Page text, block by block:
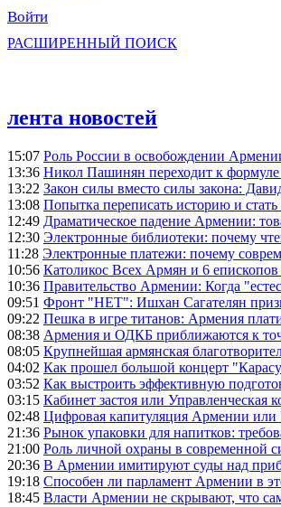
Войти
РАСШИРЕННЫЙ ПОИСК
лента новостей
15:07 Роль России в освобождении
13:36 Никол Пашинян переходит к
13:22 Закон силы вместо силы закона:
13:08 Попытка переписать историю и
12:49 Драматическое падение Армении:
12:30 Электронные библиотеки: почему
11:28 Электронные платежи: почему
10:56 Католикос Всех Армян и 6
10:36 Правительство Армении: Когда
09:51 Фронт "НЕТ": Ишхан Сагателян
09:22 Пешка в игре титанов: Армения
08:38 Армения и ОДКБ приближаются к
08:05 Крупнейшая армянская
04:02 Как прошел большой концерт
03:52 Как выстроить эффективную
03:15 Кабинет застоя или Управленческая
02:48 Цифровая капитуляция Армении
21:36 Рынок упаковки для напитков:
21:00 Роль личной охраны в современной
20:36 В Армении имитируют суды над
19:18 Способен ли парламент Армении в
18:45 Власти Армении не скрывают, что